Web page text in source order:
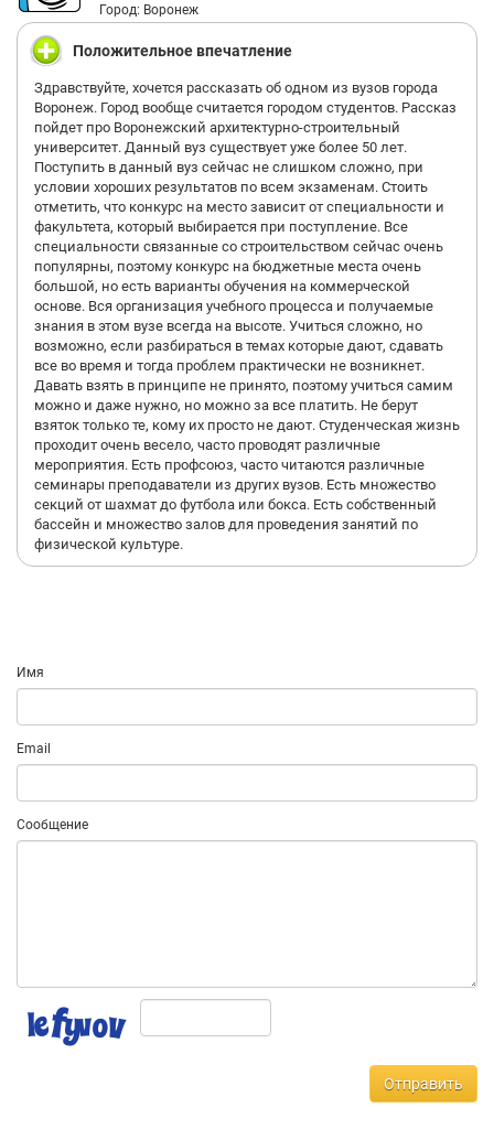
Город: Воронеж
Положительное впечатление
Здравствуйте, хочется рассказать об одном из вузов города
Воронеж. Город вообще считается городом студентов. Рассказ
пойдет про Воронежский архитектурно-строительный
университет. Данный вуз существует уже более 50 лет.
Поступить в данный вуз сейчас не слишком сложно, при
условии хороших результатов по всем экзаменам. Стоить
отметить, что конкурс на место зависит от специальности и
факультета, который выбирается при поступление. Все
специальности связанные со строительством сейчас очень
популярны, поэтому конкурс на бюджетные места очень
большой, но есть варианты обучения на коммерческой
основе. Вся организация учебного процесса и получаемые
знания в этом вузе всегда на высоте. Учиться сложно, но
возможно, если разбираться в темах которые дают, сдавать
все во время и тогда проблем практически не возникнет.
Давать взять в принципе не принято, поэтому учиться самим
можно и даже нужно, но можно за все платить. Не берут
взяток только те, кому их просто не дают. Студенческая жизнь
проходит очень весело, часто проводят различные
мероприятия. Есть профсоюз, часто читаются различные
семинары преподаватели из других вузов. Есть множество
секций от шахмат до футбола или бокса. Есть собственный
бассейн и множество залов для проведения занятий по
физической культуре.
Имя
Email
Сообщение
Отправить